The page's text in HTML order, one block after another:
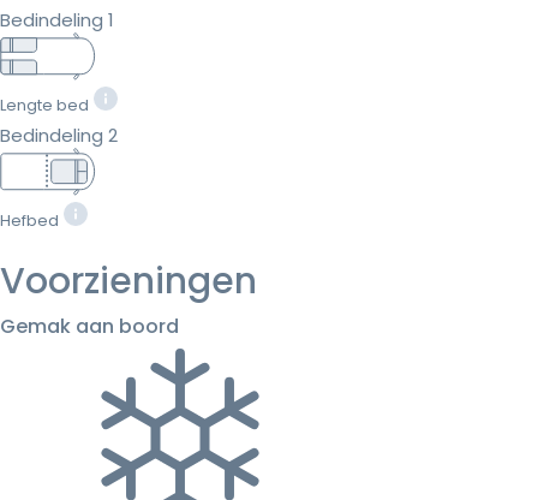
Bedindeling 1
Lengte bed
Bedindeling 2
Hefbed
Voorzieningen
Gemak aan boord